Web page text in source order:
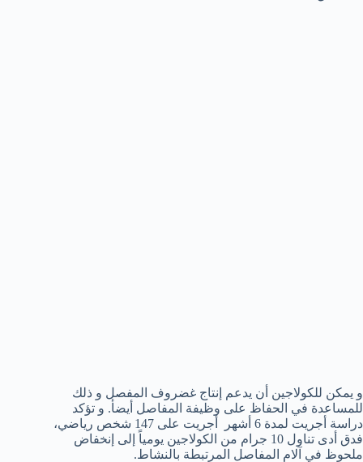
و يمكن للكولاجين أن يدعم إنتاج غضروف المفصل و ذلك
للمساعدة في الحفاظ على وظيفة المفاصل أيضأ. و تؤكد
دراسة أجريت لمدة 6 أشهر أجريت على 147 شخص رياضي،
فدق أدى تناول 10 جرام من الكولاجين يومياً إلى إنخفاض
ملحوظ في آلام المفاصل المرتبطة بالنشاط.